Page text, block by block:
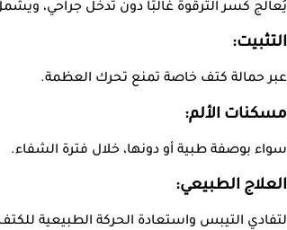
يُعالج كسر الترقوة غالبًا دون تدخل جراحي،
التثبيت:
عبر حمالة كتف خاصة تمنع تحرك العظمة.
مسكنات الألم:
سواء بوصفة طبية أو دونها، خلال فترة الشفاء.
العلاج الطبيعي:
لتفادي التيبس واستعادة الحركة الطبيعية